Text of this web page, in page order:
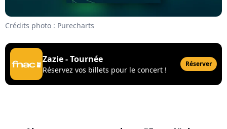
Crédits photo : Purecharts
Zazie - Tournée
Réservez vos billets pour le concert !
Réserver